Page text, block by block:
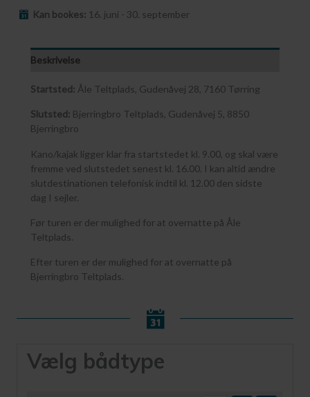
Kan bookes: 16. juni - 30. september
Beskrivelse
Startsted: Åle Teltplads, Gudenåvej 28, 7160 Tørring
Slutsted: Bjerringbro Teltplads, Gudenåvej 5, 8850
Bjerringbro
Kano/kajak ligger klar fra startstedet kl. 9.00, og skal være
fremme ved slutstedet senest kl. 16.00. I kan altid ændre
slutdestinationen telefonisk indtil kl. 12.00 den sidste
dag I sejler.
Før turen er der mulighed for at overnatte på Åle
Teltplads.
Efter turen er der mulighed for at overnatte på
Bjerringbro Teltplads.
Vælg bådtype